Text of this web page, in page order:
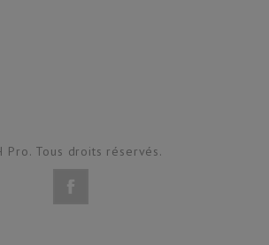
Pro. Tous droits réservés.